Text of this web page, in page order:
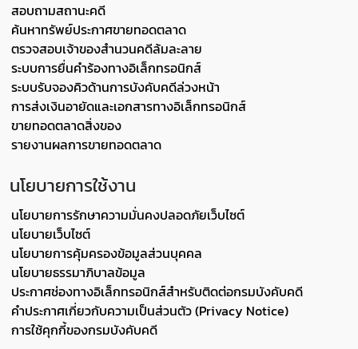
สอบถามสถานะคดี
ค้นหาทรัพย์ประกาศขายทอดตลาด
ตรวจสอบเจ้าของสำนวนคดีล้มละลาย
ระบบการยื่นคำร้องทางอิเล็กทรอนิกส์
ระบบรับจองคิวด้านการบังคับคดีล่วงหน้า
การส่งเงินอายัดและเอกสารทางอิเล็กทรอนิกส์
ขายทอดตลาดสิ่งของ
รายงานผลการขายทอดตลาด
นโยบายการใช้งาน
นโยบายการรักษาความมั่นคงปลอดภัยเว็บไซต์
นโยบายเว็บไซต์
นโยบายการคุ้มครองข้อมูลส่วนบุคคล
นโยบายธรรมาภิบาลข้อมูล
ประกาศช่องทางอิเล็กทรอนิกส์สำหรับติดต่อกรมบังคับคดี
คำประกาศเกี่ยวกับความเป็นส่วนตัว (Privacy Notice)
การใช้คุกกี้ของกรมบังคับคดี